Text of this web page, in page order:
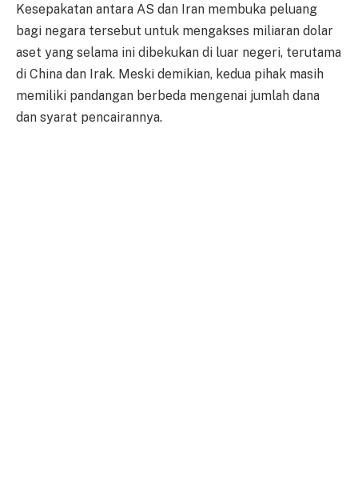
Kesepakatan antara AS dan Iran membuka peluang
bagi negara tersebut untuk mengakses miliaran dolar
aset yang selama ini dibekukan di luar negeri, terutama
di China dan Irak. Meski demikian, kedua pihak masih
memiliki pandangan berbeda mengenai jumlah dana
dan syarat pencairannya.